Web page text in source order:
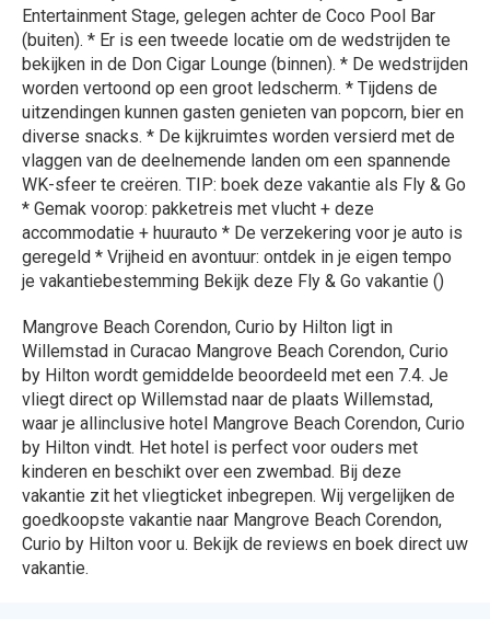
Entertainment Stage, gelegen achter de Coco Pool Bar
(buiten). * Er is een tweede locatie om de wedstrijden te
bekijken in de Don Cigar Lounge (binnen). * De wedstrijden
worden vertoond op een groot ledscherm. * Tijdens de
uitzendingen kunnen gasten genieten van popcorn, bier en
diverse snacks. * De kijkruimtes worden versierd met de
vlaggen van de deelnemende landen om een spannende
WK-sfeer te creëren. TIP: boek deze vakantie als Fly & Go
* Gemak voorop: pakketreis met vlucht + deze
accommodatie + huurauto * De verzekering voor je auto is
geregeld * Vrijheid en avontuur: ontdek in je eigen tempo
je vakantiebestemming Bekijk deze Fly & Go vakantie ()
Mangrove Beach Corendon, Curio by Hilton ligt in
Willemstad in Curacao Mangrove Beach Corendon, Curio
by Hilton wordt gemiddelde beoordeeld met een 7.4. Je
vliegt direct op Willemstad naar de plaats Willemstad,
waar je allinclusive hotel Mangrove Beach Corendon, Curio
by Hilton vindt. Het hotel is perfect voor ouders met
kinderen en beschikt over een zwembad. Bij deze
vakantie zit het vliegticket inbegrepen. Wij vergelijken de
goedkoopste vakantie naar Mangrove Beach Corendon,
Curio by Hilton voor u. Bekijk de reviews en boek direct uw
vakantie.